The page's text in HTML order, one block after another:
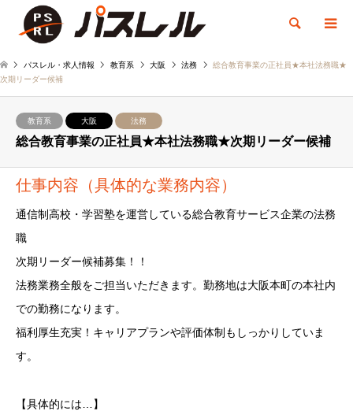
検索
パスレル・求人情報 教育系 大阪 法務
総合教育事業の正社員★本社法務職★
次期リーダー候補
教育系 大阪 法務
総合教育事業の正社員★本社法務職★次期リーダー候補
仕事内容（具体的な業務内容）
通信制高校・学習塾を運営している総合教育サービス企業の法務
職
次期リーダー候補募集！！
法務業務全般をご担当いただきます。勤務地は大阪本町の本社内
での勤務になります。
福利厚生充実！キャリアプランや評価体制もしっかりしていま
す。
【具体的には…】